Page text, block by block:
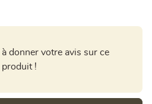
donner votre avis sur ce
produit !